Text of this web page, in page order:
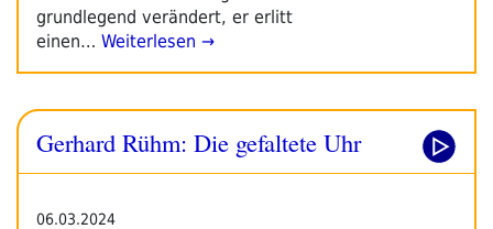
grundlegend verändert, er erlitt
einen… Weiterlesen →
Gerhard Rühm: Die gefaltete Uhr
06.03.2024